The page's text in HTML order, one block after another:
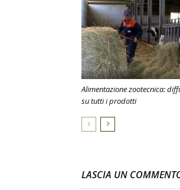
Alimentazione zootecnica:
su tutti i prodotti
LASCIA UN